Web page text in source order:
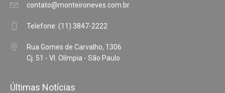
contato@monteironeves.com.br
Telefone: (11) 3847-2222
Rua Gomes de Carvalho, 1306
Cj. 51 - Vl. Olímpia - São Paulo
Últimas Notícias